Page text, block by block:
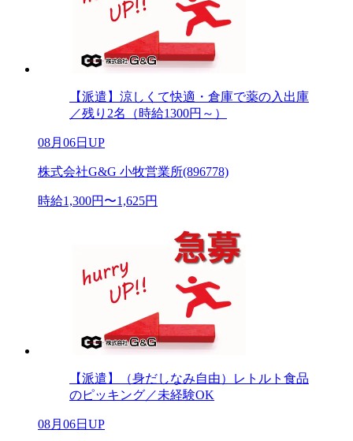
【派遣】涼しくて快適・倉庫で薬の入出庫
／残り2名（時給1300円～）
08月06日UP
株式会社G&G 小牧営業所(896778)
時給1,300円〜1,625円
【派遣】（身だしなみ自由）レトルト食品
のピッキング／未経験OK
08月06日UP